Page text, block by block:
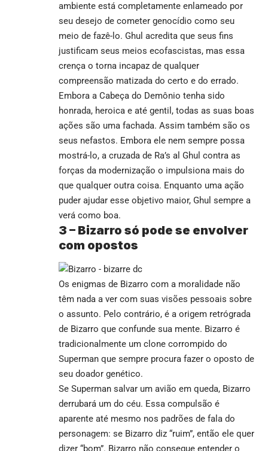
ambiente está completamente enlameado por
seu desejo de cometer genocídio como seu
meio de fazê-lo. Ghul acredita que seus fins
justificam seus meios ecofascistas, mas essa
crença o torna incapaz de qualquer
compreensão matizada do certo e do errado.
Embora a Cabeça do Demônio tenha sido
honrada, heroica e até gentil, todas as suas boas
ações são uma fachada. Assim também são os
seus nefastos. Embora ele nem sempre possa
mostrá-lo, a cruzada de Ra’s al Ghul contra as
forças da modernização o impulsiona mais do
que qualquer outra coisa. Enquanto uma ação
puder ajudar esse objetivo maior, Ghul sempre a
verá como boa.
3 – Bizarro só pode se envolver
com opostos
Os enigmas de Bizarro com a moralidade não
têm nada a ver com suas visões pessoais sobre
o assunto. Pelo contrário, é a origem retrógrada
de Bizarro que confunde sua mente. Bizarro é
tradicionalmente um clone corrompido do
Superman que sempre procura fazer o oposto de
seu doador genético.
Se Superman salvar um avião em queda, Bizarro
derrubará um do céu. Essa compulsão é
aparente até mesmo nos padrões de fala do
personagem: se Bizarro diz “ruim”, então ele quer
dizer “bom”. Bizarro não consegue entender o